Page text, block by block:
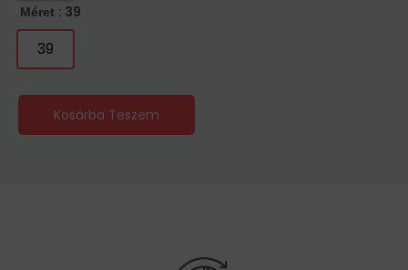
Méret : 39
39
Kosárba Teszem